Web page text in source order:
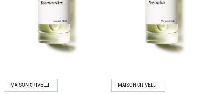
PARFUMS DE LA BASTIDE
パルファム ドゥ ラ バスティード
MAISON CRIVELLI MAISON CRIVELLI